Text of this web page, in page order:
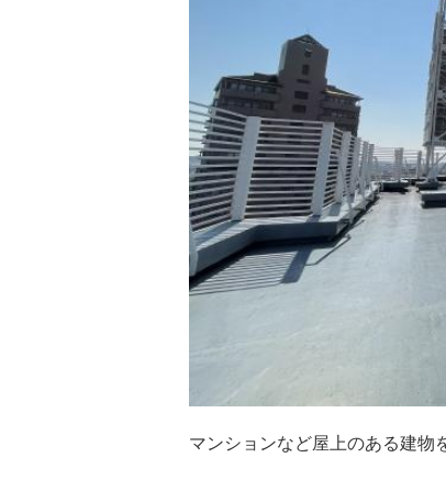
マンションなど屋上のある建物